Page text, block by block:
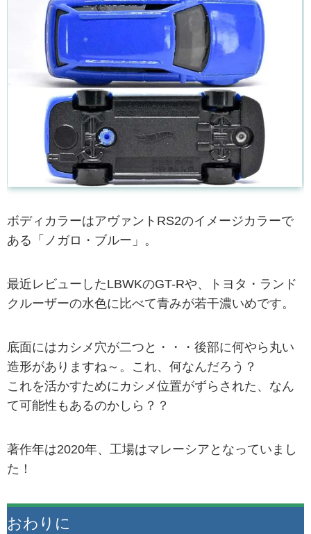
ボディカラーはアヴァントRS2のイメージカラーで
ある「ノガロ・ブルー」。
最近レビューしたLBWKのGT-Rや、トヨタ・ランド
クルーザーの水色に比べて青みが若干濃いめです。
底面にはカシメ穴が二つと・・・後部に何やら丸い
造形がありますね～。これ、何なんだろう？
これを活かすためにカシメ位置がずらされた、なん
て可能性もあるのかしら？？
著作年は2020年、工場はマレーシアとなっていまし
た！
おわりに